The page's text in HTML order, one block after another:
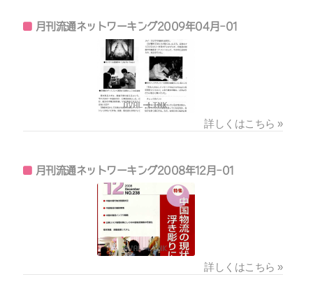
月刊流通ネットワーキング2009年04月-01
詳しくはこちら »
月刊流通ネットワーキング2008年12月-01
詳しくはこちら »